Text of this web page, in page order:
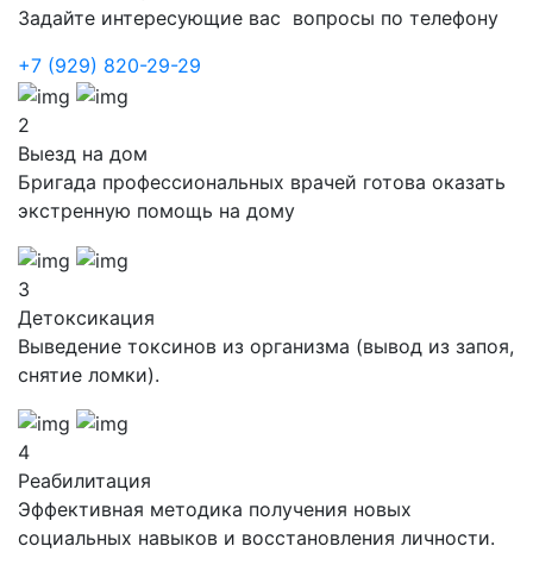
Задайте интересующие вас вопросы по телефону
+7 (929) 820-29-29
2
Выезд на дом
Бригада профессиональных врачей готова оказать
экстренную помощь на дому
3
Детоксикация
Выведение токсинов из организма (вывод из запоя,
снятие ломки).
4
Реабилитация
Эффективная методика получения новых
социальных навыков и восстановления личности.